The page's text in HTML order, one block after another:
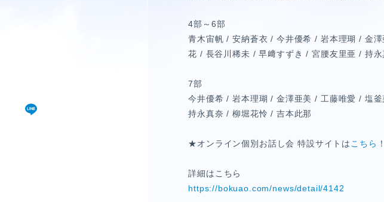
動画/短編動画 SHORT MOVIE
4部～6部
青木宙帆 / 安納蒼衣 / 今井優希 / 岩本理瑚 / 金
花 / 長谷川稀未 / 早﨑すずき / 宮腰友里亜 / 持
7部
今井優希 / 岩本理瑚 / 金澤亜美 / 工藤唯愛 / 塩
持永真奈 / 柳堀花怜 / 吉本此那
★オンライン個別お話し会 特設サイトはこちら ！
詳細はこちら
https://bokuao.com/news/detail/4142